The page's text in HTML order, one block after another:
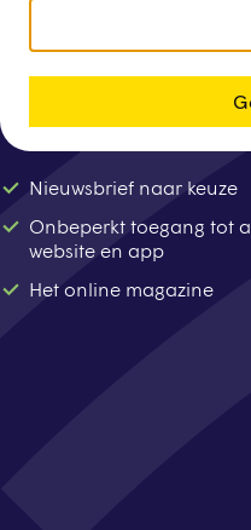
Nieuwsbrief naar keuze
Onbeperkt toegang tot
website en app
Het online magazine